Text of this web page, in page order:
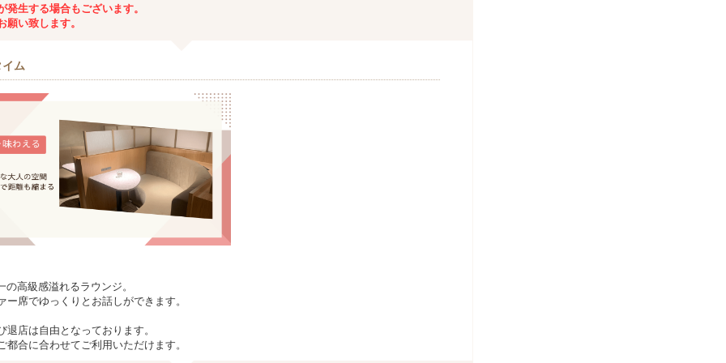
生する場合もございます。
い致します。
ム
高級感溢れるラウンジ。
ー席でゆっくりとお話しができます。
退店は自由となっております。
都合に合わせてご利用いただけます。